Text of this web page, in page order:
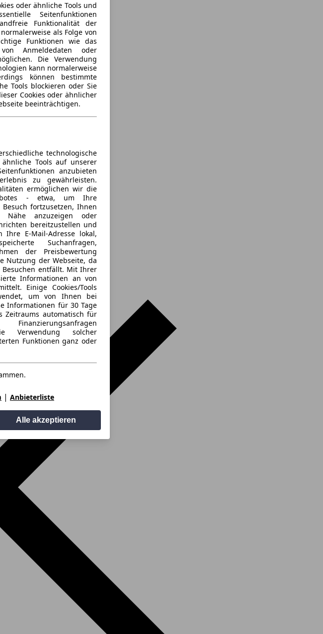
oder ähnliche Tools und
Seitenfunktionen
Funktionalität der
als Folge von
Funktionen wie das
Anmeldedaten oder
Die Verwendung
kann normalerweise
können bestimmte
Tools blockieren oder Sie
Cookies oder ähnlicher
beeinträchtigen.
technologische
Tools auf unserer
anzubieten
zu gewährleisten.
ermöglichen wir die
- etwa, um Ihre
fortzusetzen, Ihnen
Nähe anzuzeigen oder
bereitzustellen und
Ihre E-Mail-Adresse lokal,
Suchanfragen,
der Preisbewertung
Nutzung der Webseite, da
entfällt. Mit Ihrer
Informationen an von
Einige Cookies/Tools
um von Ihnen bei
Informationen für 30 Tage
Zeitraums automatisch für
Verwendung solcher
Funktionen ganz oder
| Anbieterliste
Alle akzeptieren